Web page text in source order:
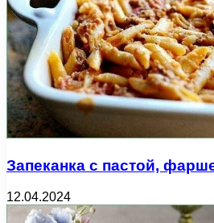
Запеканка с пастой,
12.04.2024